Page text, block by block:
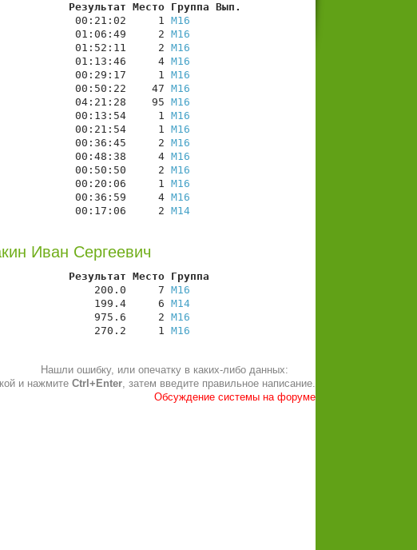
Результат Место Группа Вып.
00:21:02     1
М16
01:06:49     2
М16
01:52:11     2
М16
01:13:46     4
М16
00:29:17     1
М16
00:50:22    47
М16
04:21:28    95
М16
00:13:54     1
М16
00:21:54     1
М16
00:36:45     2
М16
00:48:38     4
М16
00:50:50     2
М16
00:20:06     1
М16
00:36:59     4
М16
00:17:06     2
М14
Иван Сергеевич
Результат Место Группа
200.0     7
М16
199.4     6
М14
975.6     2
М16
270.2     1
М16
Нашли ошибку, или опечатку в каких-либо данных:
и нажмите Ctrl+Enter, затем введите правильное написание.
Обсуждение системы на форуме